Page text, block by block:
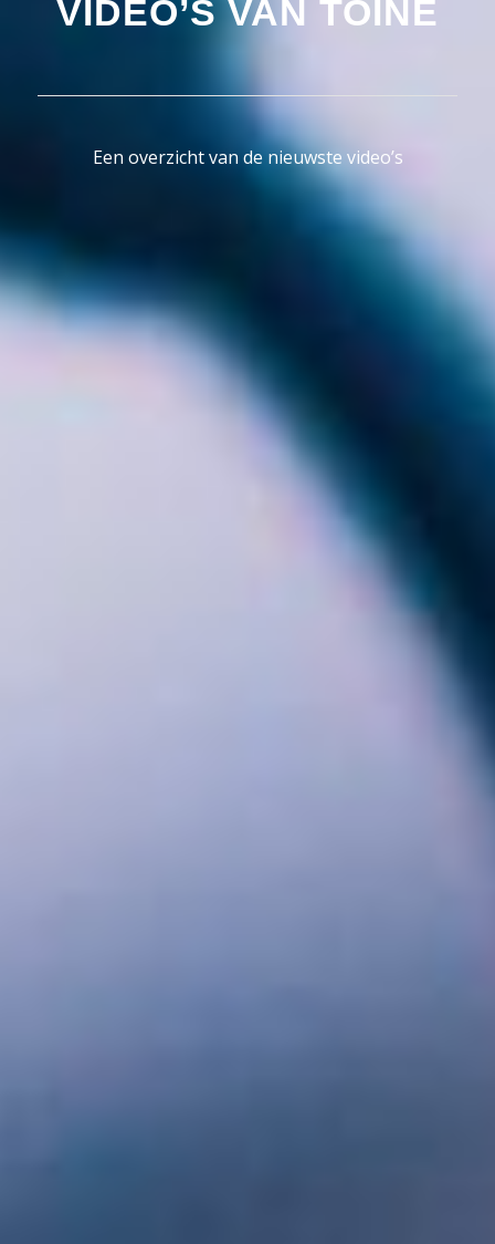
VIDEO’S VAN TOINE
Een overzicht van de nieuwste video’s